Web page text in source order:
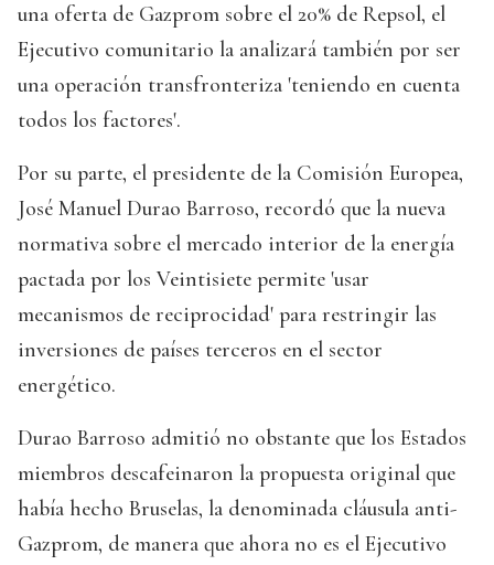
una oferta de Gazprom sobre el 20% de Repsol, el
Ejecutivo comunitario la analizará también por ser
una operación transfronteriza 'teniendo en cuenta
todos los factores'.
Por su parte, el presidente de la Comisión Europea,
José Manuel Durao Barroso, recordó que la nueva
normativa sobre el mercado interior de la energía
pactada por los Veintisiete permite 'usar
mecanismos de reciprocidad' para restringir las
inversiones de países terceros en el sector
energético.
Durao Barroso admitió no obstante que los Estados
miembros descafeinaron la propuesta original que
había hecho Bruselas, la denominada cláusula anti-
Gazprom, de manera que ahora no es el Ejecutivo